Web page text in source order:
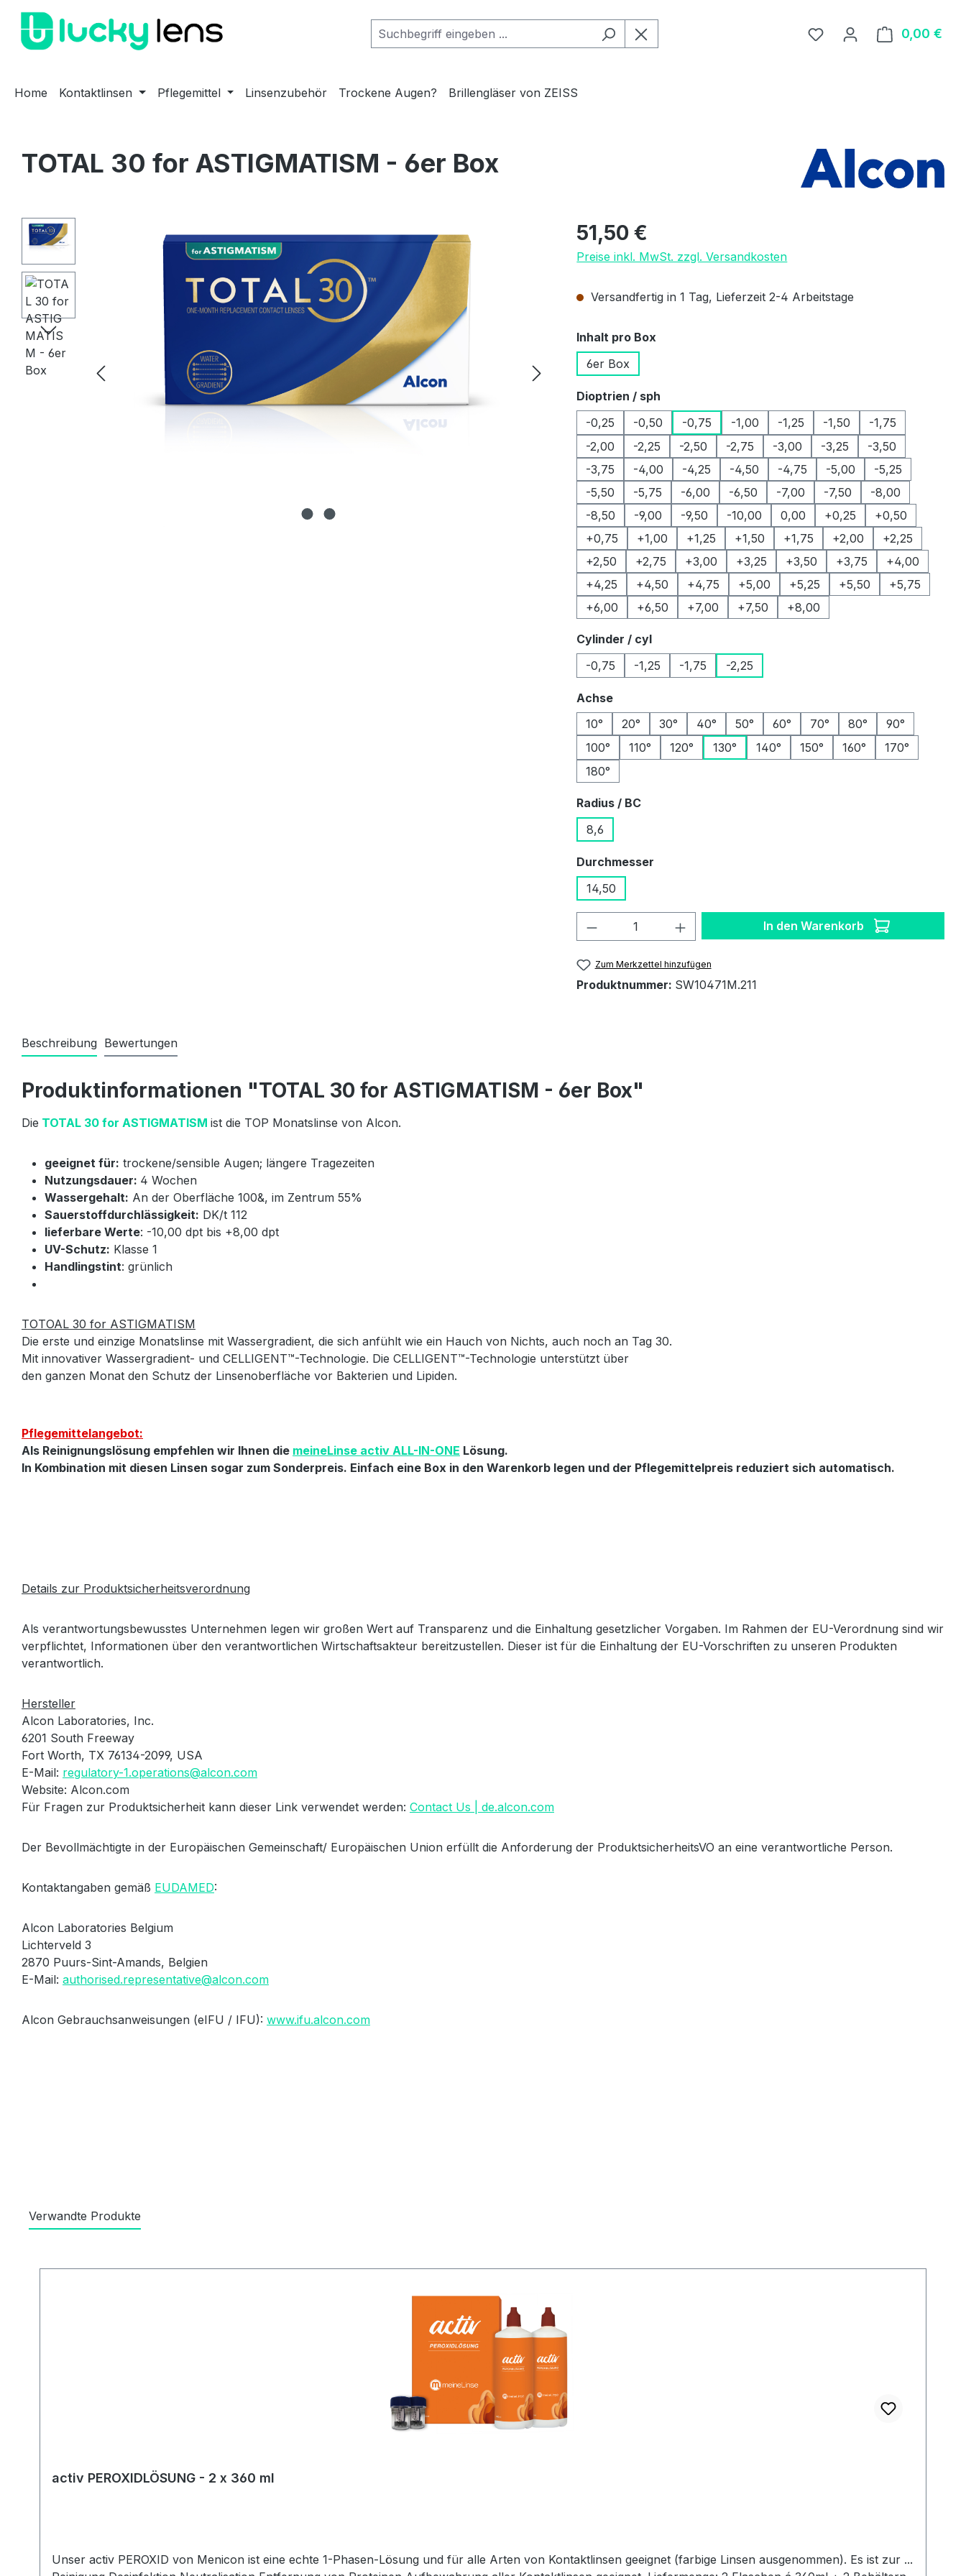
Hauptinhalt springen
Zur Suche springen
Zur Hauptnavigation springen
0,00 €
Home Kontaktlinsen Pflegemittel Linsenzubehör Trockene Augen? Brillengläser von ZEISS
TOTAL 30 for ASTIGMATISM - 6er Box
Bildergalerie überspringen Regulärer Preis:
51,50 €
Preise inkl. MwSt. zzgl. Versandkosten
Versandfertig in 1 Tag, Lieferzeit 2-4 Arbeitstage
Inhalt pro Box
6er Box
Dioptrien / sph
-0,25
-0,50 -0,75 -1,00 -1,25 -1,50
-1,75
-2,00
-2,25 -2,50 -2,75 -3,00 -3,25
-3,50
-3,75
-4,00 -4,25 -4,50 -4,75 -5,00
-5,25
-5,50
-5,75 -6,00 -6,50 -7,00 -7,50
-8,00
-8,50
-9,00 -9,50 -10,00 0,00 +0,25
+0,50
+0,75
+1,00 +1,25 +1,50 +1,75 +2,00
+2,25
+2,50
+2,75 +3,00 +3,25 +3,50 +3,75
+4,00
+4,25
+4,50 +4,75 +5,00 +5,25 +5,50
+5,75
+6,00
+6,50 +7,00 +7,50 +8,00
Cylinder / cylauswählen
-0,75
-1,25 -1,75 -2,25
Achseauswählen
10°
20° 30° 40° 50° 60° 70° 80°
90°
100°
110° 120° 130° 140° 150° 160°
170°
180°
Radius / BCauswählen
8,6
Durchmesser
14,50
Produkt Anzahl: Gib den gewünschten Wert
In den Warenkorb
Zum Merkzettel hinzufügen
Produktnummer: SW10471M.211
Beschreibung Bewertungen
Produktinformationen "TOTAL 30 for ASTIGMATISM - 6er Box"
Die TOTAL 30 for ASTIGMATISM ist die TOP Monatslinse von Alcon.
geeignet für: trockene/sensible Augen; längere Tragezeiten
Nutzungsdauer: 4 Wochen
Wassergehalt: An der Oberfläche 100&, im Zentrum 55%
Sauerstoffdurchlässigkeit: DK/t 112
lieferbare Werte: -10,00 dpt bis +8,00 dpt
UV-Schutz: Klasse 1
Handlingstint: grünlich
TOTOAL 30 for ASTIGMATISM
Die erste und einzige Monatslinse mit Wassergradient, die sich anfühlt wie ein Hauch von Nichts, auch noch an Tag 30.
Mit innovativer Wassergradient- und CELLIGENT™-Technologie. Die CELLIGENT™-Technologie unterstützt über
den ganzen Monat den Schutz der Linsenoberfläche vor Bakterien und Lipiden.
Pflegemittelangebot:
Als Reinignungslösung empfehlen wir Ihnen die meineLinse activ ALL-IN-ONE Lösung.
In Kombination mit diesen Linsen sogar zum Sonderpreis. Einfach eine Box in den Warenkorb legen und der Pflegemittelpreis reduziert sich automatisch.
Details zur Produktsicherheitsverordnung
Als verantwortungsbewusstes Unternehmen legen wir großen Wert auf Transparenz und die Einhaltung gesetzlicher Vorgaben. Im Rahmen der EU-Verordnung sind wir
verpflichtet, Informationen über den verantwortlichen Wirtschaftsakteur bereitzustellen. Dieser ist für die Einhaltung der EU-Vorschriften zu unseren Produkten
verantwortlich.
Hersteller
Alcon Laboratories, Inc.
6201 South Freeway
Fort Worth, TX 76134-2099, USA
E-Mail: regulatory-1.operations@alcon.com
Website: Alcon.com
Für Fragen zur Produktsicherheit kann dieser Link verwendet werden: Contact Us | de.alcon.com
Der Bevollmächtigte in der Europäischen Gemeinschaft/ Europäischen Union erfüllt die Anforderung der ProduktsicherheitsVO an eine verantwortliche Person.
Kontaktangaben gemäß EUDAMED:
Alcon Laboratories Belgium
Lichterveld 3
2870 Puurs-Sint-Amands, Belgien
E-Mail: authorised.representative@alcon.com
Alcon Gebrauchsanweisungen (eIFU / IFU): www.ifu.alcon.com
Verwandte Produkte
activ PEROXIDLÖSUNG - 2 x 360 ml
Unser activ PEROXID von Menicon ist eine echte 1-Phasen-Lösung und für alle Arten von Kontaktlinsen geeignet (farbige Linsen ausgenommen). Es ist zur ...